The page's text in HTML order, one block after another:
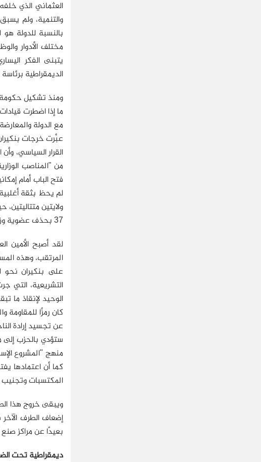
العثماني الذي
والتنمية، ولم
بالنسبة للدولة
مختلف الأدوار
يتبنى الفكر
الديمقراطية
ومنذ تشكيل حكومة
ما إذا اضطرت
مع الدولة
عبَّرت خرجات
القرار السياسي،
من "المناصب
فتح الباب أمام
37 بحذف عضوية وزراء الحزب من الأمانة العامة للحزب بالصفة
لقد أصبح الأمين
المرتقب، وهذه
على بنكيران نحو
الوحيد لإنقاذ ما
كان رمزًا للمقاومة
عن تجسيد إرادة
ستؤدي بالحزب إلى
منهج "المشروع
كما أن اعتمادها
المكتسبات وتجنيب
ويبقى خروج هذا
إضعاف الطرف
بعيدًا عن مراكز صنع
ديمقراطية تحت